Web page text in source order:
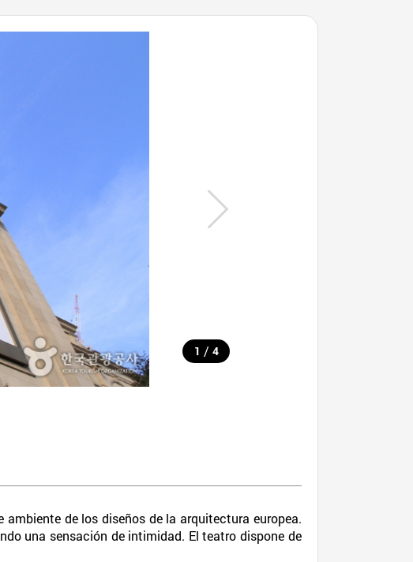
1 / 4
de los diseños de la arquitectura europea.
una sensación de intimidad. El teatro dispone de